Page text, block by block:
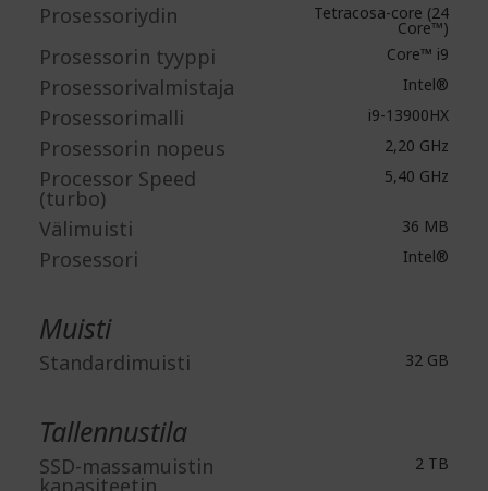
Prosessoriydin Tetracosa-core (24
Core™)
Prosessorin tyyppi Core™ i9
Prosessorivalmistaja Intel®
Prosessorimalli i9-13900HX
Prosessorin nopeus 2,20 GHz
Processor Speed
(turbo)
5,40 GHz
Välimuisti 36 MB
Prosessori Intel®
Muisti
Standardimuisti 32 GB
Tallennustila
SSD-massamuistin
kapasiteetin
2 TB